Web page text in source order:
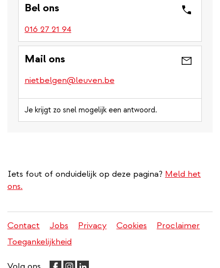
Bel ons
016 27 21 94
Mail ons
nietbelgen@leuven.be
Je krijgt zo snel mogelijk een antwoord.
Iets fout of onduidelijk op deze pagina? Meld het
ons.
Juridisch
menu
Contact Jobs Privacy Cookies
Proclaimer
Toegankelijkheid